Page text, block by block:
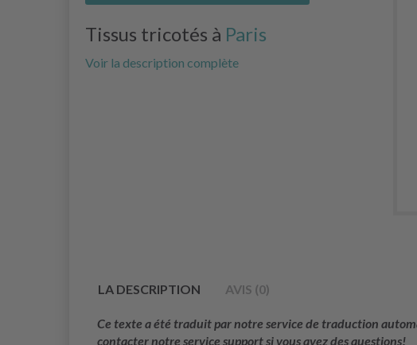
Tissus tricotés à Paris
Voir la description complète
LA DESCRIPTION AVIS (0)
Ce texte a été traduit par notre service de traduction
contacter notre service support si vous avez des questions!